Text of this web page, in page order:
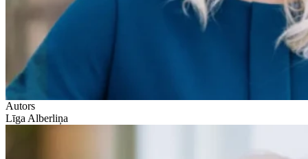
Autors
Līga Alberliņa